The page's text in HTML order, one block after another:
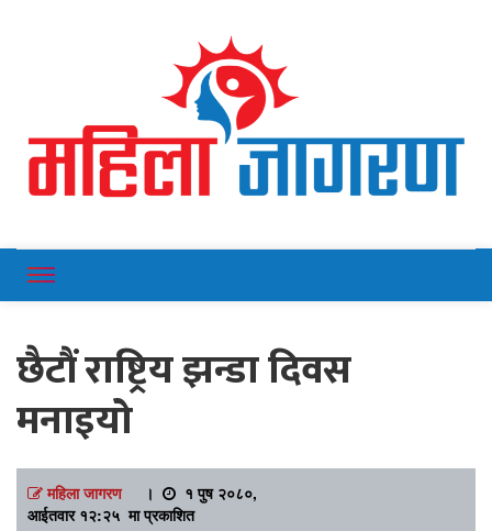
Mahilajagaran
छैटौं राष्ट्रिय झन्डा दिवस
मनाइयो
महिला जागरण।
१ पुष २०८०,
आईतवार १२:२५ मा प्रकाशित